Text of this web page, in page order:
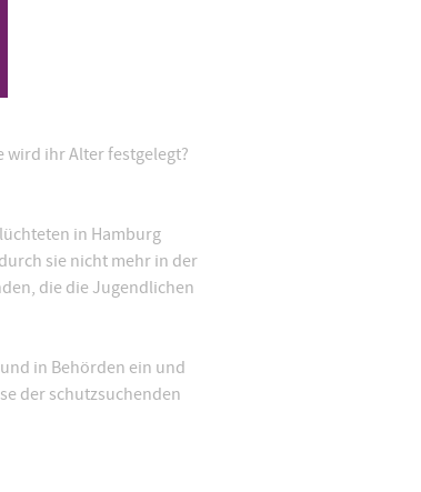
wird ihr Alter festgelegt?
in Hamburg
sie nicht mehr in der
die die Jugendlichen
in Behörden ein und
der schutzsuchenden